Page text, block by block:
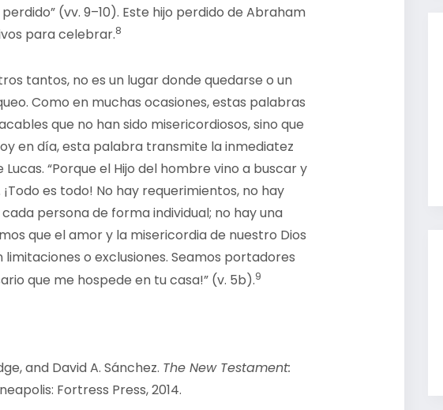
(vv. 9–10). Este hijo perdido de Abraham
para celebrar.8
tantos, no es un lugar donde quedarse o un
Como en muchas ocasiones, estas palabras
que no han sido misericordiosos, sino que
en día, esta palabra transmite la inmediatez
“Porque el Hijo del hombre vino a buscar y
es todo! No hay requerimientos, no hay
persona de forma individual; no hay una
que el amor y la misericordia de nuestro Dios
o exclusiones. Seamos portadores
que me hospede en tu casa!” (v. 5b).9
and David A. Sánchez. The New Testament:
Fortress Press, 2014.